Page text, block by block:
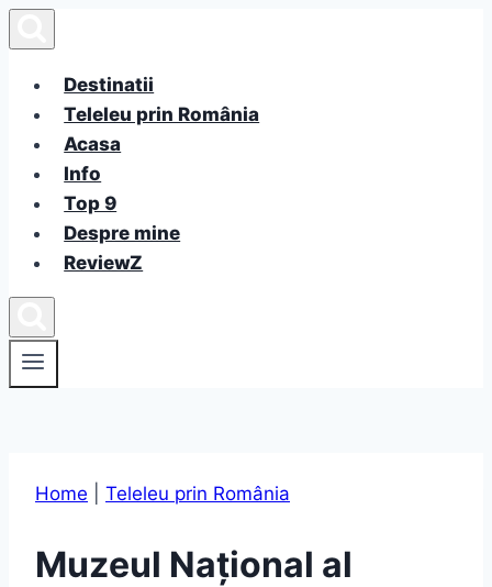
to
contentDestinatii
Teleleu prin România
Acasa
Info
Top 9
Despre mine
ReviewZ
Home Teleleu prin România
Muzeul Național al